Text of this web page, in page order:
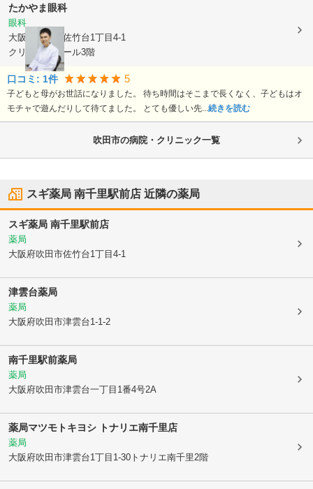
たかやま眼科
眼科
大阪府吹田市
佐竹台1丁目4-1
クリニックモール3階
口コミ: 1件 5
子どもと母がお世話になりました。 待ち時間はそこまで長くなく、子どもはオ
モチャで遊んだりして待てました。 とても優しい先...続きを読む
吹田市の病院・クリニック一覧
スギ薬局 南千里駅前店 近隣の薬局
スギ薬局 南千里駅前店
薬局
大阪府吹田市佐竹台1丁目4-1
津雲台薬局
薬局
大阪府吹田市津雲台1-1-2
南千里駅前薬局
薬局
大阪府吹田市津雲台一丁目1番4号2A
薬局マツモトキヨシ トナリエ南千里店
薬局
大阪府吹田市津雲台1丁目1-30トナリエ南千里2階